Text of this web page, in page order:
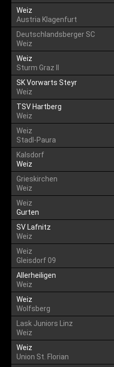
Weiz
Austria Klagenfurt
Deutschlandsberger SC
Weiz
Weiz
Sturm Graz II
SK Vorwarts Steyr
Weiz
TSV Hartberg
Weiz
Weiz
Stadl-Paura
Kalsdorf
Weiz
Grieskirchen
Weiz
Weiz
Gurten
SV Lafnitz
Weiz
Weiz
Gleisdorf 09
Allerheiligen
Weiz
Weiz
Wolfsberg
Lask Juniors Linz
Weiz
Weiz
Union St. Florian